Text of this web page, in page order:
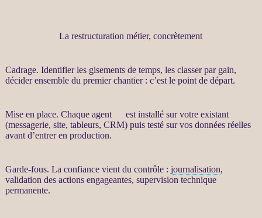
La restructuration métier, concrètement
Cadrage. Identifier les gisements de temps, les classer par gain,
décider ensemble du premier chantier : c’est le point de départ.
Mise en place. Chaque agent
est installé sur votre existant
(messagerie, site, tableurs, CRM) puis testé sur vos donnéesréelles
avant d’entrer en production.
Garde-fous. La confiance vient du contrôle : journalisation,
validation des actions engageantes, supervision technique
permanente.